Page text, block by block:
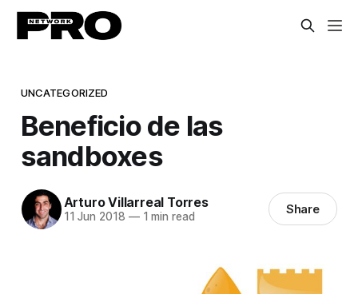
UNCATEGORIZED
Beneficio de las
sandboxes
Arturo Villarreal Torres
11 Jun 2018 —1 min read Share